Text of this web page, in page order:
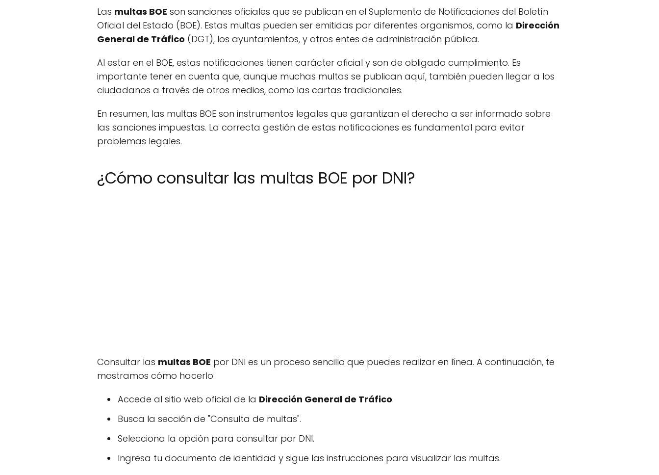
Las multas BOE son sanciones oficiales que se publican en el Suplemento de Notificaciones del Boletín
Oficial del Estado (BOE). Estas multas pueden ser emitidas por diferentes organismos, como la Dirección
General de Tráfico (DGT), los ayuntamientos, y otros entes de administración pública.
Al estar en el BOE, estas notificaciones tienen carácter oficial y son de obligado cumplimiento. Es
importante tener en cuenta que, aunque muchas multas se publican aquí, también pueden llegar a los
ciudadanos a través de otros medios, como las cartas tradicionales.
En resumen, las multas BOE son instrumentos legales que garantizan el derecho a ser informado sobre
las sanciones impuestas. La correcta gestión de estas notificaciones es fundamental para evitar
problemas legales.
¿Cómo consultar las multas BOE por DNI?
Consultar las multas BOE por DNI es un proceso sencillo que puedes realizar en línea. A continuación, te
mostramos cómo hacerlo:
Accede al sitio web oficial de la Dirección General de Tráfico.
Busca la sección de "Consulta de multas".
Selecciona la opción para consultar por DNI.
Ingresa tu documento de identidad y sigue las instrucciones para visualizar las multas.